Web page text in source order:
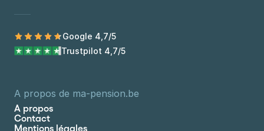
Google 4,7/5
Trustpilot 4,7/5
A propos de ma-pension.be
A propos
Contact
Mentions légales